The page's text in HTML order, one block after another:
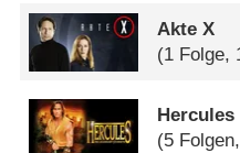
Akte X
(1 Folge,
Hercules
(5